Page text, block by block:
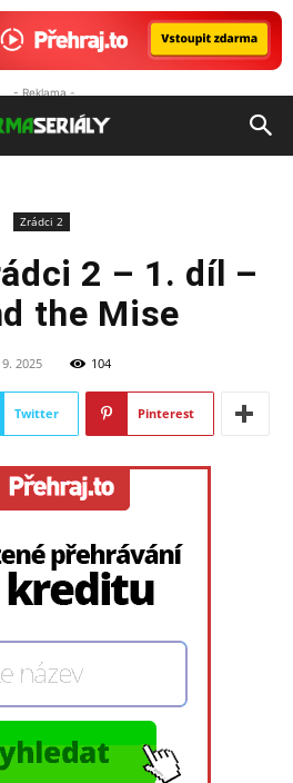
- Reklama -
Zrádci 2
2 – 1. díl –
the Mise
9. 2025 104
Twitter Pinterest